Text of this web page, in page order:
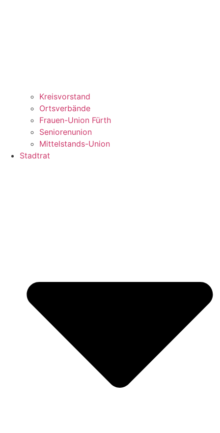
Kreisvorstand
Ortsverbände
Frauen-Union Fürth
Seniorenunion
Mittelstands-Union
Stadtrat